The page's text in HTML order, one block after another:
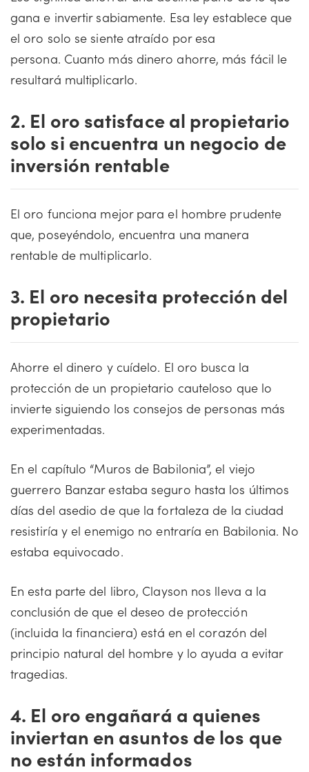
gana e invertir sabiamente. Esa ley establece que
el oro solo se siente atraído por esa
persona. Cuanto más dinero ahorre, más fácil le
resultará multiplicarlo.
2. El oro satisface al propietario
solo si encuentra un negocio de
inversión rentable
El oro funciona mejor para el hombre prudente
que, poseyéndolo, encuentra una manera
rentable de multiplicarlo.
3. El oro necesita protección del
propietario
Ahorre el dinero y cuídelo. El oro busca la
protección de un propietario cauteloso que lo
invierte siguiendo los consejos de personas más
experimentadas.
En el capítulo “Muros de Babilonia”, el viejo
guerrero Banzar estaba seguro hasta los últimos
días del asedio de que la fortaleza de la ciudad
resistiría y el enemigo no entraría en Babilonia. No
estaba equivocado.
En esta parte del libro, Clayson nos lleva a la
conclusión de que el deseo de protección
(incluida la financiera) está en el corazón del
principio natural del hombre y lo ayuda a evitar
tragedias.
4. El oro engañará a quienes
inviertan en asuntos de los que
no están informados